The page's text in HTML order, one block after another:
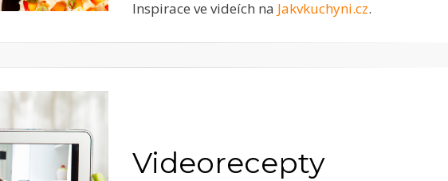
Inspirace ve videích na Jakvkuchyni.cz.
Videorecepty